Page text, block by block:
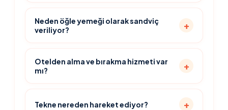
Neden öğle yemeği olarak sandviç
veriliyor?
Otelden alma ve bırakma hizmeti var
mı?
Tekne nereden hareket ediyor?